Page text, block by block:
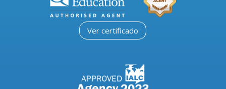
Ver certificado